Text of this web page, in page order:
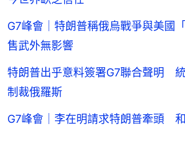
G7峰會｜特朗普稱俄烏戰爭與美
售武外無影響
特朗普出乎意料簽署G7聯合聲明
制裁俄羅斯
G7峰會｜李在明請求特朗普牽頭